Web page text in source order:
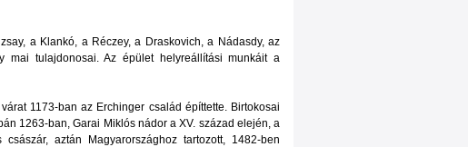
a Klankó, a Réczey, a Draskovich, a Nádasdy, az
mai tulajdonosai. Az épület helyreállítási munkáit a
1173-ban az Erchinger család építtette. Birtokosai
1263-ban, Garai Miklós nádor a XV. század elején, a
aztán Magyarországhoz tartozott, 1482-ben